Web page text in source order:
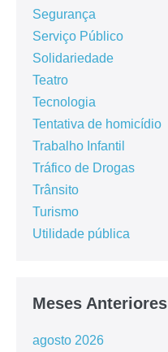
Segurança
Serviço Público
Solidariedade
Teatro
Tecnologia
Tentativa de homicídio
Trabalho Infantil
Tráfico de Drogas
Trânsito
Turismo
Utilidade pública
Meses Anteriores
agosto 2026